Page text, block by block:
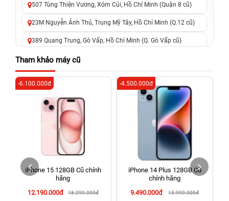
507 Tùng Thiện Vương, Xóm Củi, Hồ Chí Minh (Quận 8 cũ)
23M Nguyễn Ảnh Thủ, Trung Mỹ Tây, Hồ Chí Minh (Q.12 cũ)
389 Quang Trung, Gò Vấp, Hồ Chí Minh (Q. Gò Vấp cũ)
625 - 625A Âu Cơ, Tân Phú, Hồ Chí Minh (Quận Tân Phú cũ)
326 Lê Văn Việt, Tăng Nhơn Phú, Hồ Chí Minh (Q.9 TP. Thủ
Đức cũ)
256 Võ Văn Ngân, Thủ Đức, Hồ Chí Minh (Bình Thọ, TP. Thủ
Đức Cũ)
70 Nguyễn An Ninh, Dĩ An, Hồ Chí Minh (Bình Dương Cũ)
24h Vũng Tàu: 162A Ba Cu, Vũng Tàu, Hồ Chí Minh (TP. Vũng
Tàu cũ)
198 Hoàng Văn Thụ, Tân Sơn Nhất, Hồ Chí Minh (Tân Bình
Tham khảo máy cũ
iPhone 15 128GB Cũ chính
hãng
12.190.000đ
18.290.000đ
-6.100.000đ
iPhone 14 Plus 128GB Cũ
chính hãng
9.490.000đ
13.990.000đ
-4.500.000đ